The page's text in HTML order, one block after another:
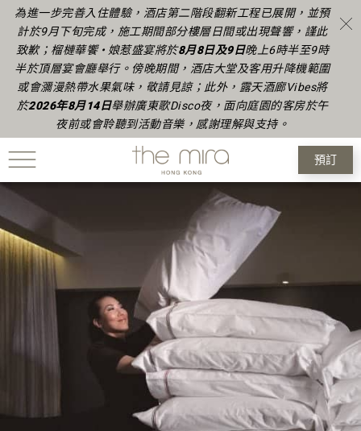
預訂
為進一步完善入住體驗，酒店第二階段翻新工程已展開，並預
計於9月下旬完成， 施工期間部分樓層日間或出現聲響，謹此
致歉；榴槤華饗 • 娘惹盛宴將於8月8日及9日晚上6時半至9時
半於頂層宴會廳舉行。傍晚期間，酒店大堂及客用升降機範圍
或會瀰漫熱帶水果氣味，敬請見諒；此外，露天酒廊Vibes將
於2026年8月14日舉辦廣東歌Disco夜，面向庭園的客房於午
夜前或會聆聽到活動音樂，感謝理解與支持。